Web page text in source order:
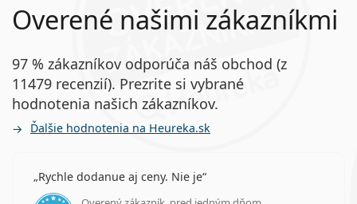
Overené našimi zákazníkmi
97 % zákazníkov odporúča náš obchod (z
11479 recenzií). Prezrite si vybrané
hodnotenia našich zákazníkov.
Ďalšie hodnotenia na Heureka.sk
Rychle dodanue aj ceny. Nie je